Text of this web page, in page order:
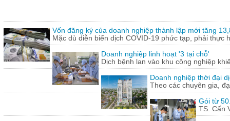
Vốn đăng ký của doanh nghiệp thành lập mới tăng
Mặc dù diễn biến dịch COVID-19 phức tạp, phải thực
Doanh nghiệp linh hoạt '3 tại chỗ'
Dịch bệnh lan vào khu công nghiệp
Doanh nghiệp thời đại
Theo các chuyên gia,
Gói từ
TS. Cấn